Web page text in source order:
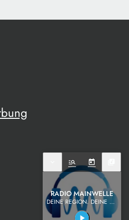
manage_search today
RADIO MAINWELLE
DEINE REGION. DEINE MUSIK.
play_arrow